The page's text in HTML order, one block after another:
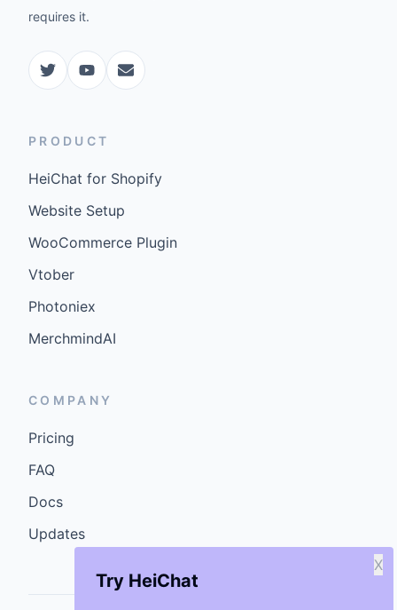
Try HeiChat
X
requires it.
PRODUCT
HeiChat for Shopify
Website Setup
WooCommerce Plugin
Vtober
Photoniex
MerchmindAI
COMPANY
Pricing
FAQ
Docs
Updates